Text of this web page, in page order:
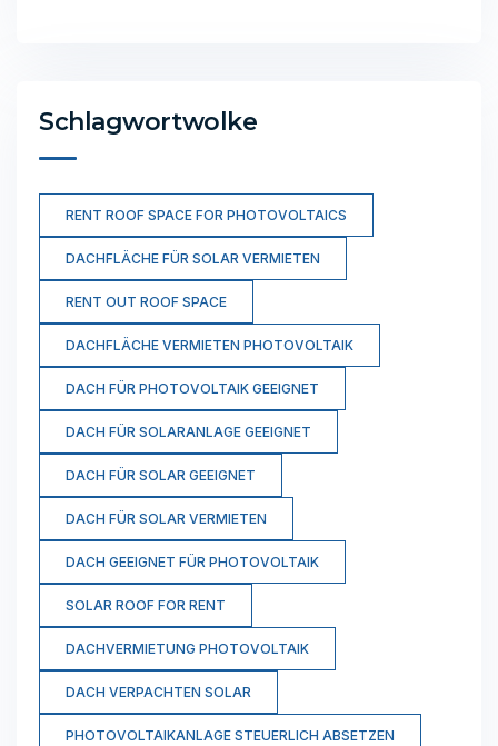
Schlagwortwolke
RENT ROOF SPACE FOR PHOTOVOLTAICS
DACHFLÄCHE FÜR SOLAR VERMIETEN
RENT OUT ROOF SPACE
DACHFLÄCHE VERMIETEN PHOTOVOLTAIK
DACH FÜR PHOTOVOLTAIK GEEIGNET
DACH FÜR SOLARANLAGE GEEIGNET
DACH FÜR SOLAR GEEIGNET
DACH FÜR SOLAR VERMIETEN
DACH GEEIGNET FÜR PHOTOVOLTAIK
SOLAR ROOF FOR RENT
DACHVERMIETUNG PHOTOVOLTAIK
DACH VERPACHTEN SOLAR
PHOTOVOLTAIKANLAGE STEUERLICH ABSETZEN